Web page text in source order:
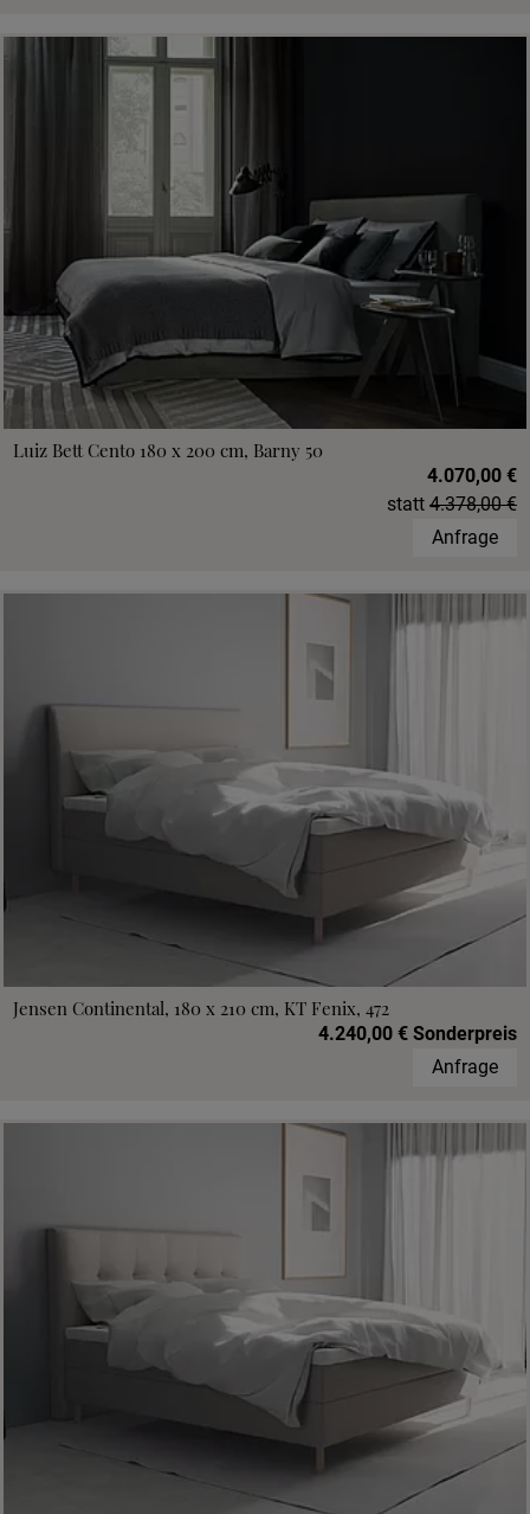
Luiz Bett Cento 180 x 200 cm, Barny 50
4.070,00 €
statt 4.378,00 €
Anfrage
Jensen Continental, 180 x 210 cm, KT Fenix, 472
4.240,00 € Sonderpreis
Anfrage